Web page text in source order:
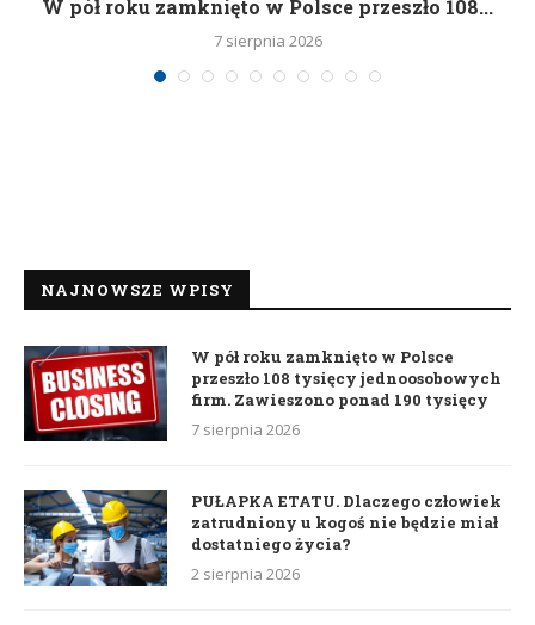
W pół roku zamknięto w Polsce przeszło 108...
7 sierpnia 2026
NAJNOWSZE WPISY
W pół roku zamknięto w Polsce
przeszło 108 tysięcy jednoosobowych
firm. Zawieszono ponad 190 tysięcy
7 sierpnia 2026
PUŁAPKA ETATU. Dlaczego człowiek
zatrudniony u kogoś nie będzie miał
dostatniego życia?
2 sierpnia 2026